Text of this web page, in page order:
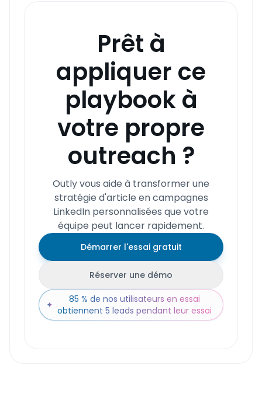
Prêt à
appliquer ce
playbook à
votre propre
outreach ?
Outly vous aide à transformer une
stratégie d'article en campagnes
LinkedIn personnalisées que votre
équipe peut lancer rapidement.
Démarrer l'essai gratuit
Réserver une démo
✦
85 % de nos utilisateurs en essai
obtiennent 5 leads pendant leur essai